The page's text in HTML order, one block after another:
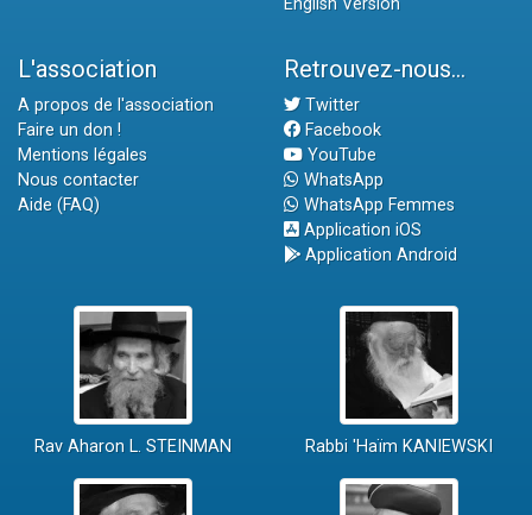
English Version
L'association
A propos de l'association
Faire un don !
Mentions légales
Nous contacter
Aide (FAQ)
Retrouvez-nous...
Twitter
Facebook
YouTube
WhatsApp
WhatsApp Femmes
Application iOS
Application Android
Rav Aharon L. STEINMAN Rabbi 'Haïm KANIEWSKI